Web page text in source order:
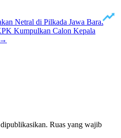
Netral di Pilkada Jawa Barat
Kumpulkan Calon Kepala
→
Ruas yang wajib